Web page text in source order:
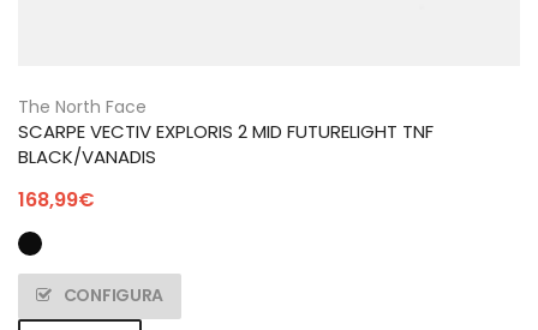
The North Face
SCARPE VECTIV EXPLORIS 2 MID FUTURELIGHT TNF
BLACK/VANADIS
168,99€
CONFIGURA